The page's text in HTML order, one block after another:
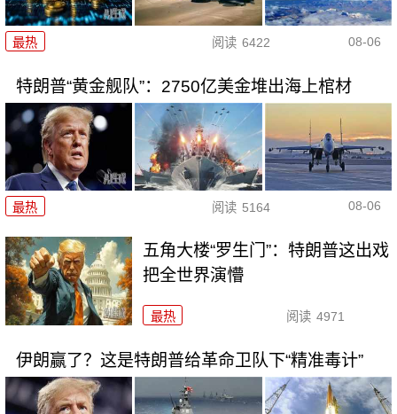
最热 阅读 6422 08-06
特朗普“黄金舰队”：2750亿美金堆出海上棺材
最热 阅读 5164 08-06
五角大楼“罗生门”：特朗普这出戏
把全世界演懵
最热 阅读 4971
伊朗赢了？这是特朗普给革命卫队下“精准毒计”